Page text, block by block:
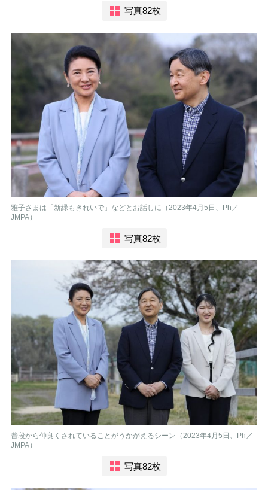
写真82枚
雅子さまは「新緑もきれいで」などとお話しに（2023年4月5日、Ph／
JMPA）
写真82枚
普段から仲良くされていることがうかがえるシーン（2023年4月5日、Ph／
JMPA）
写真82枚